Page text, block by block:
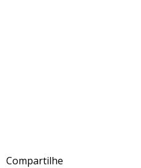
Compartilhe